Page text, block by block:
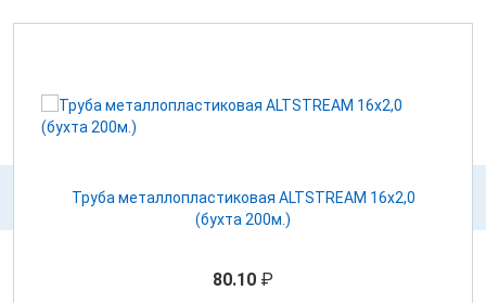
80.10 ₽
Труба металлопластиковая ALTSTREAM 16х2,0
(бухта 200м.)